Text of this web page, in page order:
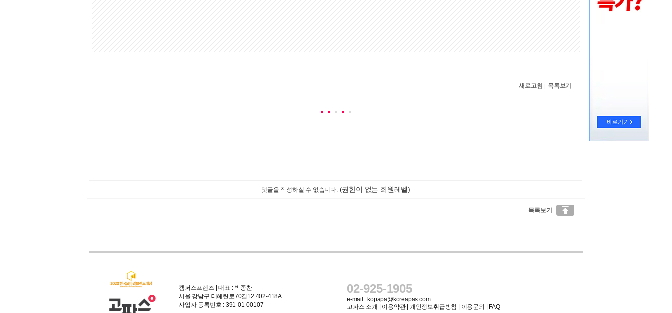
새로고침 | 목록보기
댓글을 작성하실 수 없습니다. (권한이 없는 회원레벨)
목록보기 
캠퍼스프렌즈 | 대표 : 박종찬
서울 강남구 테헤란로70길12 402-418A
사업자 등록번호 : 391-01-00107
02-925-1905
e-mail : kopapa@koreapas.com
고파스 소개
이용약관| 개인정보취급방침 이용문의 FAQ